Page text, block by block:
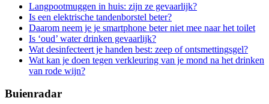
Langpootmuggen in huis: zijn ze gevaarlijk?
Is een elektrische tandenborstel beter?
Daarom neem je je smartphone beter niet mee naar het toilet
Is ‘oud’ water drinken gevaarlijk?
Wat desinfecteert je handen best: zeep of ontsmettingsgel?
Wat kan je doen tegen verkleuring van je mond na het drinken
van rode wijn?
Buienradar